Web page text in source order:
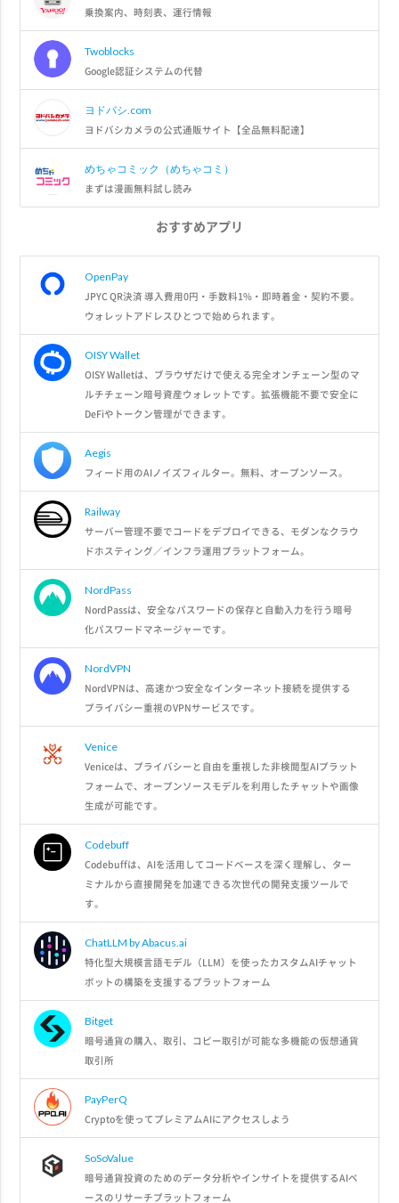
乗換案内、時刻表、運行情報
Twoblocks
Google認証システムの代替
ヨドバシ.com
ヨドバシカメラの公式通販サイト【全品無料配達】
めちゃコミック（めちゃコミ）
まずは漫画無料試し読み
おすすめアプリ
OpenPay
JPYC QR決済 導入費用0円・手数料1%・即時着金・契約不要。
ウォレットアドレスひとつで始められます。
OISY Wallet
OISY Walletは、ブラウザだけで使える完全オンチェーン型のマ
ルチチェーン暗号資産ウォレットです。拡張機能不要で安全に
DeFiやトークン管理ができます。
Aegis
フィード用のAIノイズフィルター。無料、オープンソース。
Railway
サーバー管理不要でコードをデプロイできる、モダンなクラウ
ドホスティング／インフラ運用プラットフォーム。
NordPass
NordPassは、安全なパスワードの保存と自動入力を行う暗号
化パスワードマネージャーです。
NordVPN
NordVPNは、高速かつ安全なインターネット接続を提供する
プライバシー重視のVPNサービスです。
Venice
Veniceは、プライバシーと自由を重視した非検閲型AIプラット
フォームで、オープンソースモデルを利用したチャットや画像
生成が可能です。
Codebuff
Codebuffは、AIを活用してコードベースを深く理解し、ター
ミナルから直接開発を加速できる次世代の開発支援ツールで
す。
ChatLLM by Abacus.ai
特化型大規模言語モデル（LLM）を使ったカスタムAIチャット
ボットの構築を支援するプラットフォーム
Bitget
暗号通貨の購入、取引、コピー取引が可能な多機能の仮想通貨
取引所
PayPerQ
Cryptoを使ってプレミアムAIにアクセスしよう
SoSoValue
暗号通貨投資のためのデータ分析やインサイトを提供するAIベ
ースのリサーチプラットフォーム